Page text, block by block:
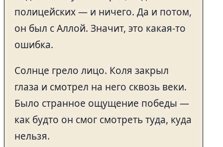
полицейских — и ничего. Да и потом,
он был с Аллой. Значит, это какая-то
ошибка.
Солнце грело лицо. Коля закрыл
глаза и смотрел на него сквозь веки.
Было странное ощущение победы —
как будто он смог смотреть туда, куда
нельзя.